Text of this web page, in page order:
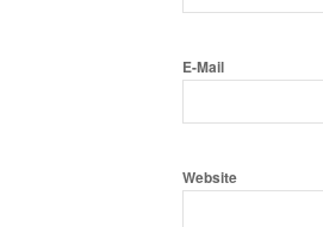
E-Mail
Website